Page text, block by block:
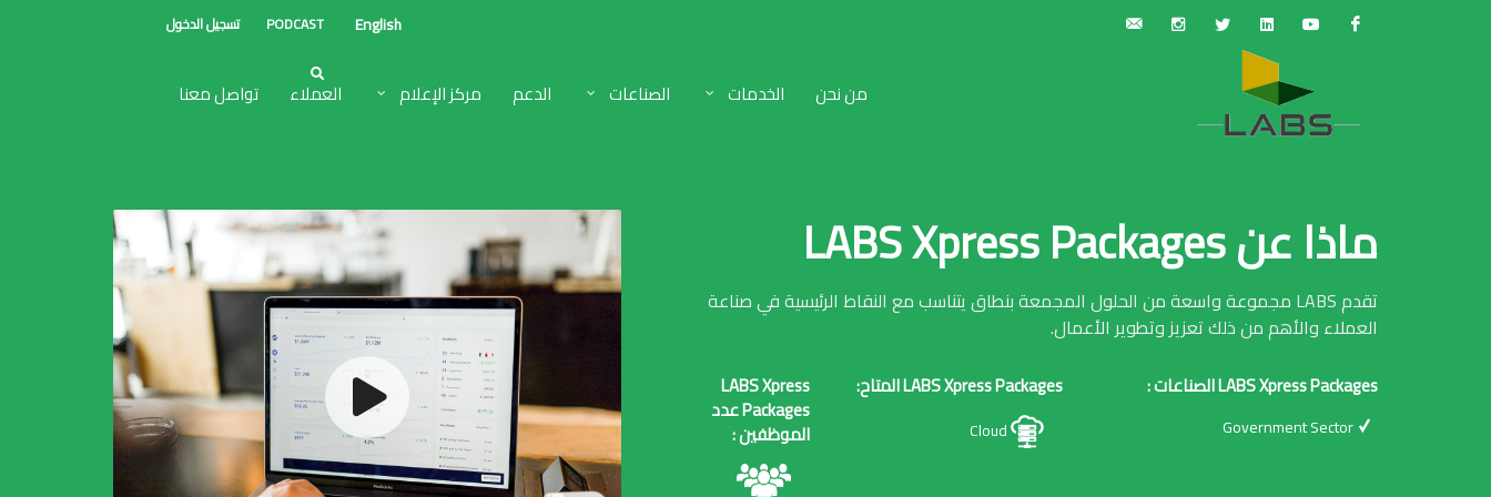
Linkedin
PODCAST تسجيل الدخول
من نحن الخدمات الصناعات الدعم مركز الإعلام العملاء تواصل معنا
English
ماذا عن LABS Xpress Packages
تقدم LABS مجموعة واسعة من الحلول المجمعة بنطاق يتناسب مع النقاط الرئيسية في صناعة
العملاء والأهم من ذلك تعزيز وتطوير الأعمال.
LABS Xpress Packages الصناعات : LABS Xpress Packages المتاح: LABS Xpress
Packages عدد
الموظفين :